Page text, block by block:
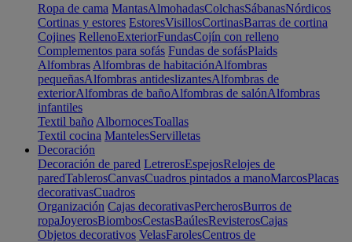
Ropa de cama MantasAlmohadasColchasSábanasNórdicos
Cortinas y estores EstoresVisillosCortinasBarras de cortina
Cojines RellenoExteriorFundasCojín con relleno
Complementos para sofás Fundas de sofásPlaids
Alfombras Alfombras de habitaciónAlfombras
pequeñasAlfombras antideslizantesAlfombras de
exteriorAlfombras de bañoAlfombras de salónAlfombras
infantiles
Textil baño AlbornocesToallas
Textil cocina MantelesServilletas
Decoración
Decoración de pared LetrerosEspejosRelojes de
paredTablerosCanvasCuadros pintados a manoMarcosPlacas
decorativasCuadros
Organización Cajas decorativasPercherosBurros de
ropaJoyerosBiombosCestasBaúlesRevisterosCajas
Objetos decorativos VelasFarolesCentros de